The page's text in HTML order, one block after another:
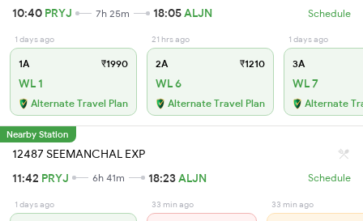
10:40 PRYJ 7h 25m 18:05ALJN Schedule
1 days ago
1A ₹1990
WL 1
Alternate Travel Plan
21 hrs ago
2A ₹1210
WL 6
Alternate Travel Plan
1 days ago
3A
WL 7
Alternate
Nearby Station
12487 SEEMANCHAL EXP
11:42 PRYJ 6h 41m 18:23ALJN Schedule
1 days ago 33 min ago 33 min ago